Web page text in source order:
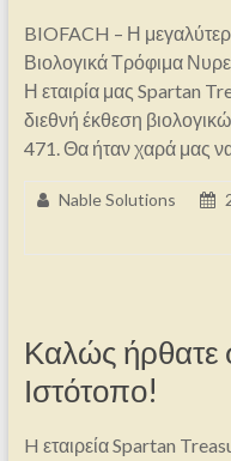
BIOFACH – Η
Βιολογικά Τρόφιμα
Η εταιρία μας Spartan
διεθνή έκθεση
471. Θα ήταν χαρά μας
Nable Solutions
Καλώς ήρθατε
Ιστότοπο!
H εταιρεία Spartan